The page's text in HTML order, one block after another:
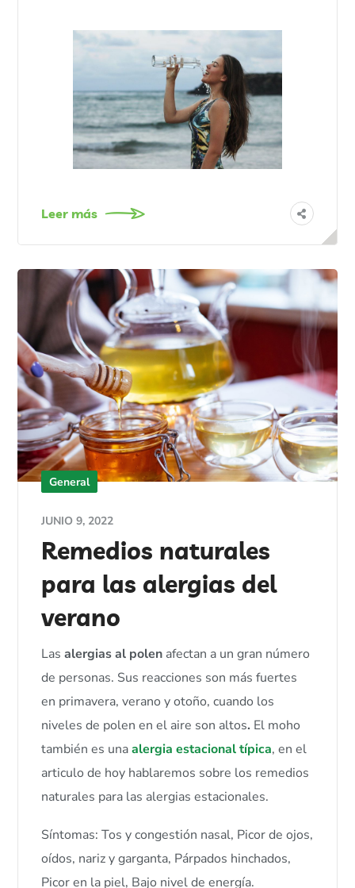
Leer más
General
JUNIO 9, 2022
Remedios naturales
para las alergias del
verano
Lasalergias al polen afectan a un gran número
de personas. Sus reacciones son más fuertes
en primavera, verano y otoño, cuando los
niveles de polen en el aire son altos. El moho
también es unaalergia estacional típica, en el
articulo de hoy hablaremos sobre los remedios
naturales para las alergias estacionales.
Síntomas: Tos y congestión nasal, Picor de ojos,
oídos, nariz y garganta, Párpados hinchados,
Picor en la piel, Bajo nivel de energía.